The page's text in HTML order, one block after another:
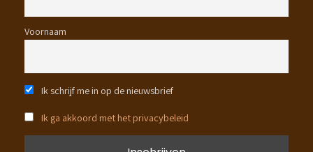
Voornaam
Ik schrijf me in op de nieuwsbrief
Ik ga akkoord met het privacybeleid